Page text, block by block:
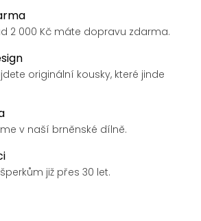
2 000 Kč máte dopravu zdarma.
originální kousky, které jinde
v naší brněnské dílně.
již přes 30 let.